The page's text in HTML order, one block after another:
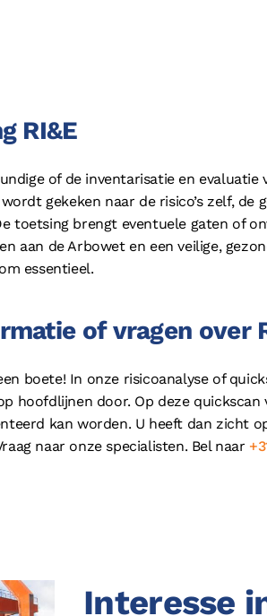
RI&E
of de inventarisatie en evaluatie
gekeken naar de risico’s zelf, de
toetsing brengt eventuele gaten of
aan de Arbowet en een veilige,
essentieel.
of vragen over
boete! In onze risicoanalyse of
hoofdlijnen door. Op deze
kan worden. U heeft dan zicht
naar onze specialisten. Bel naar
Interesse